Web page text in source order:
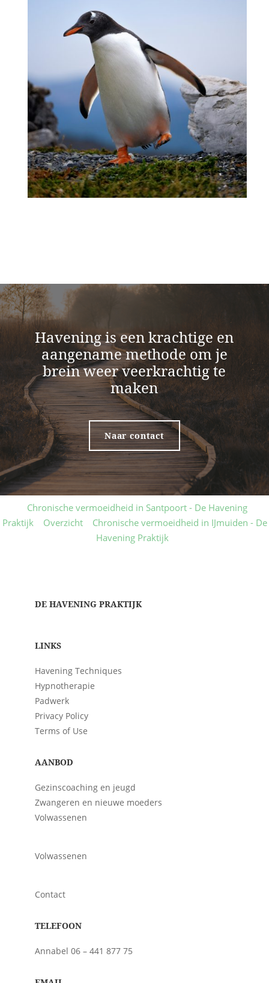
Havening is een krachtige en
aangename methode om je
brein weer veerkrachtig te
maken
Naar contact
Chronische vermoeidheid in Santpoort - De Havening
Praktijk
Overzicht
Chronische vermoeidheid in IJmuiden - De
Havening Praktijk
DE HAVENING PRAKTIJK
LINKS
Havening Techniques
Hypnotherapie
Padwerk
Privacy Policy
Terms of Use
AANBOD
Gezinscoaching en jeugd
Zwangeren en nieuwe moeders
Volwassenen
Volwassenen
Contact
TELEFOON
Annabel 06 – 441 877 75